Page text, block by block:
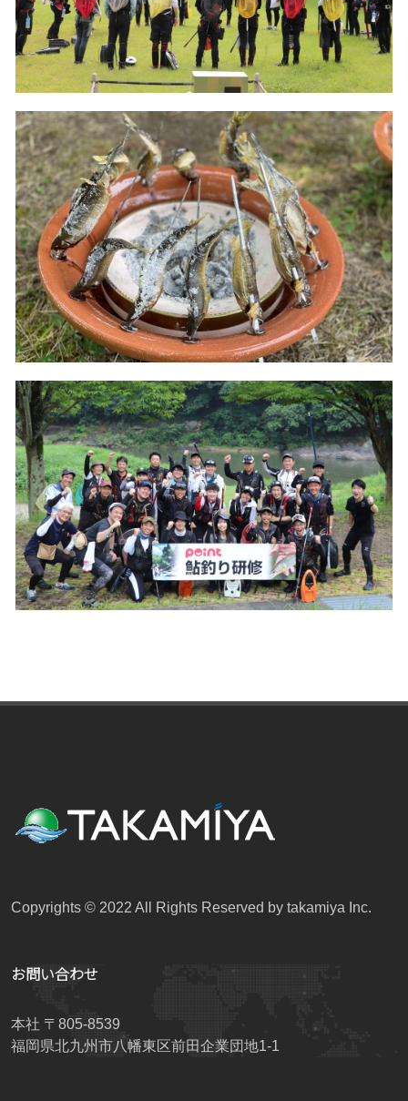
Copyrights © 2022 All Rights Reserved by takamiya Inc.
お問い合わせ
本社 〒805-8539
福岡県北九州市八幡東区前田企業団地1-1